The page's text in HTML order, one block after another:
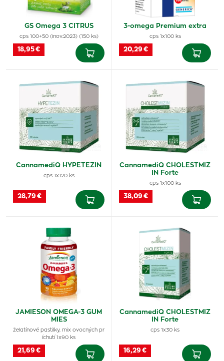
GS Omega 3 CITRUS
cps 100+50 (inov.2023) (150 ks)
18,95 €
3-omega Premium extra
cps 1x100 ks
20,29 €
CannamediQ HYPETEZIN
cps 1x120 ks
28,79 €
CannamediQ CHOLESTMIZ
IN Forte
cps 1x100 ks
38,09 €
JAMIESON OMEGA-3 GUM
MIES
želatínové pastilky, mix ovocných pr
íchutí 1x90 ks
21,69 €
CannamediQ CHOLESTMIZ
IN Forte
cps 1x30 ks
16,29 €